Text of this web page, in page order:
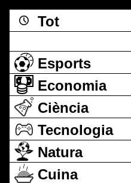
Tot
Esports
Economia
Ciència
Tecnologia
Natura
Cuina